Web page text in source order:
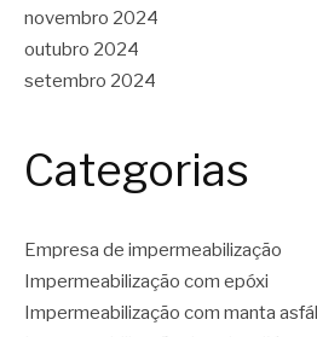
novembro 2024
outubro 2024
setembro 2024
Categorias
Empresa de impermeabilização
Impermeabilização com epóxi
Impermeabilização com manta